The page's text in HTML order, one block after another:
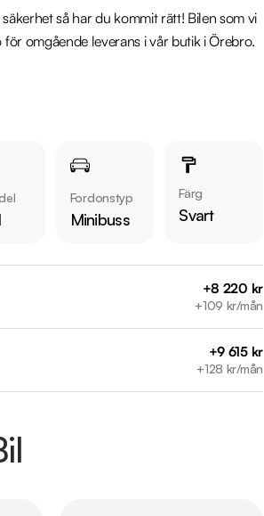
så har du kommit rätt! Bilen som vi
omgående leverans i vår butik i Örebro.
fram, Parkeringssensorer bak, Helskinn,
Tourer/Gran Coupé i lager. Se våra
Fordonstyp
Minibuss
Färg
Svart
+8 220 kr
+109 kr/mån
+9 615 kr
+128 kr/mån